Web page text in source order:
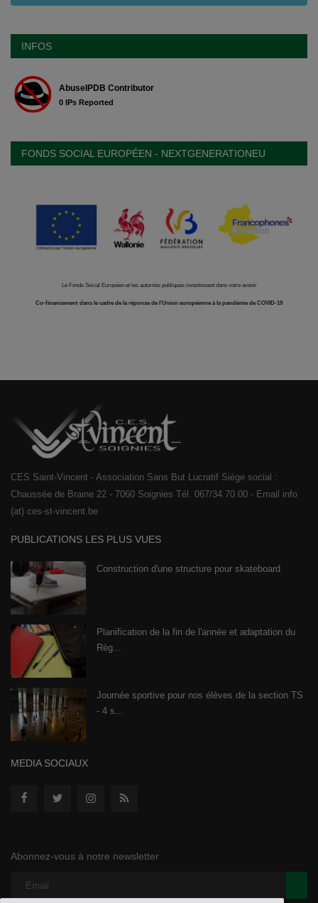
INFOS
FONDS SOCIAL EUROPÉEN - NEXTGENERATIONEU
Le Fonds Social Européen et les autorités publiques investissent dans votre avenir
Co-financement dans le cadre de la réponse de l'Union européenne à la pandémie de COVID-19
CES Saint-Vincent - Association Sans But Lucratif Siège social :
Chaussée de Braine 22 - 7060 Soignies Tél. 067/34.70.00 - Email info
(at) ces-st-vincent.be
PUBLICATIONS LES PLUS VUES
Construction d'une structure pour skateboard
Planification de la fin de l'année et adaptation du
Règ...
Journée sportive pour nos élèves de la section TS
- 4 s...
MEDIA SOCIAUX
Abonnez-vous à notre newsletter